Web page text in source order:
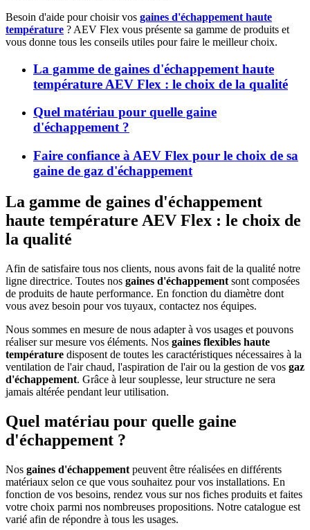
Besoin d'aide pour choisir vos gaines d'échappement haute
température ? AEV Flex vous présente sa gamme de produits et
vous donne tous les conseils utiles pour faire le meilleur choix.
La gamme de gaines d'échappement haute
température AEV Flex : le choix de la qualité
Quel matériau pour quelle gaine
d'échappement ?
Faire confiance à AEV Flex pour le choix de sa
gaine de gaz d'échappement
La gamme de gaines d'échappement
haute température AEV Flex : le choix de
la qualité
Afin de satisfaire tous nos clients, nous avons fait de la qualité notre
ligne directrice. Toutes nos gaines d'échappement sont composées
de produits de haute performance. En fonction du diamètre dont
vous avez besoin pour vos tuyaux, contactez nos équipes.
Nous sommes en mesure de nous adapter à vos usages et pouvons
réaliser sur mesure vos éléments. Nos gaines flexibles haute
température disposent de toutes les caractéristiques nécessaires à la
ventilation de l'air chaud, l'aspiration de l'air ou la gestion de vos gaz
d'échappement. Grâce à leur souplesse, leur structure ne sera
jamais altérée pendant leur utilisation.
Quel matériau pour quelle gaine
d'échappement ?
Nos gaines d'échappement peuvent être réalisées en différents
matériaux selon ce que vous souhaitez pour vos installations. En
fonction de vos besoins, rendez vous sur nos fiches produits et faites
votre choix parmi nos nombreuses propositions. Notre catalogue est
varié afin de répondre à tous les usages.